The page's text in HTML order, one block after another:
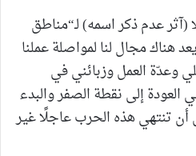
عدم ذكر اسمه) لـ“مناطق
هناك مجال لنا لمواصلة عملنا
وعدّة العمل وزبائني في
العودة إلى نقطة الصفر والبدء
تنتهي هذه الحرب عاجلًا غير